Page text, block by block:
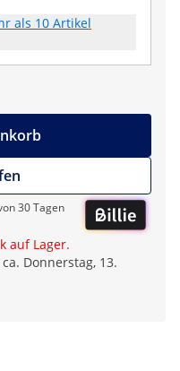
als 10 Artikel
30 Tagen
auf Lager.
Donnerstag, 13.